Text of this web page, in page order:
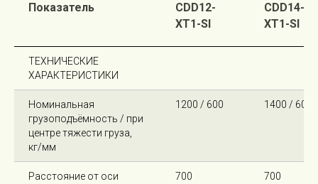
Показатель
CDD12-
XT1-SI
CDD14-
XT1-SI
ТЕХНИЧЕСКИЕ
ХАРАКТЕРИСТИКИ
Номинальная
грузоподъёмность / при
центре тяжести груза,
кг/мм
1200 / 600 1400 / 600
Расстояние от оси
700 700